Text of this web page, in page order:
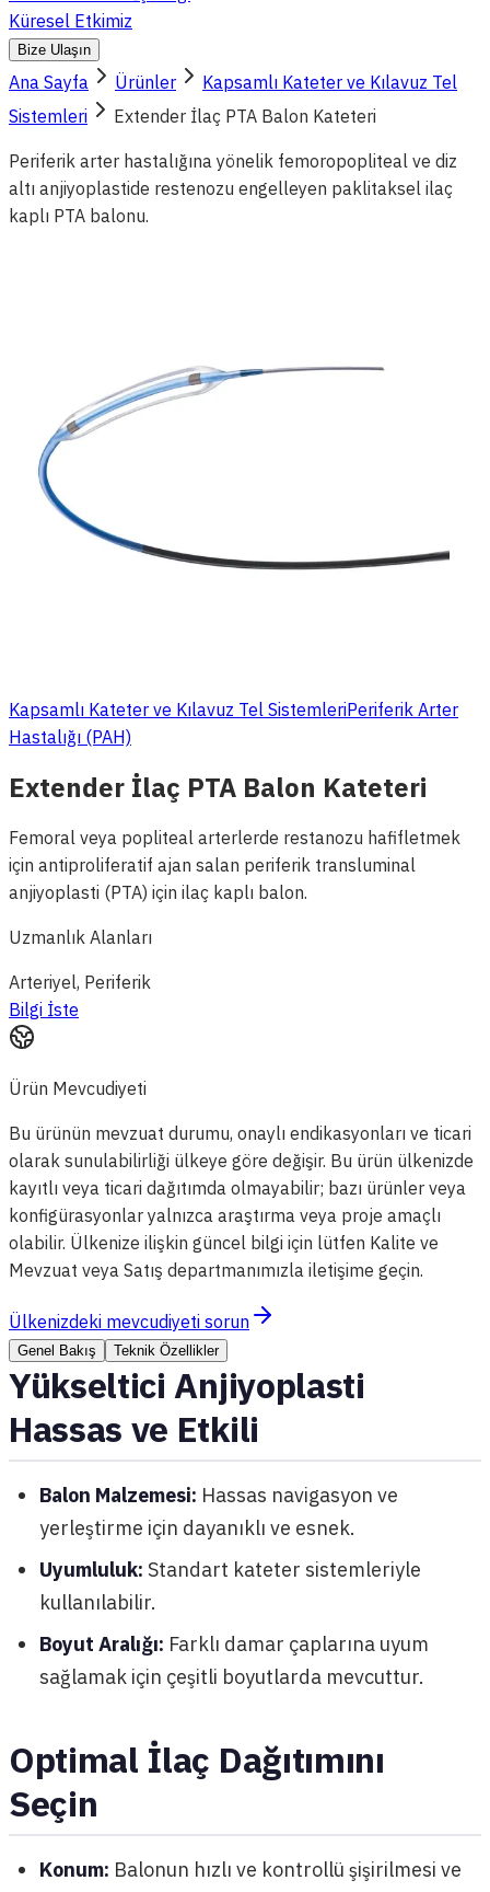
Küresel Etkimiz
Bize Ulaşın
Ana Sayfa Ürünler
Kapsamlı Kateter ve Kılavuz Tel
Sistemleri
Extender İlaç PTA Balon Kateteri
Periferik arter hastalığına yönelik femoropopliteal ve diz
altı anjiyoplastide restenozu engelleyen paklitaksel ilaç
kaplı PTA balonu.
Kapsamlı Kateter ve Kılavuz Tel SistemleriPeriferik Arter
Hastalığı (PAH)
Extender İlaç PTA Balon Kateteri
Femoral veya popliteal arterlerde restanozu hafifletmek
için antiproliferatif ajan salan periferik transluminal
anjiyoplasti (PTA) için ilaç kaplı balon.
Uzmanlık Alanları
Arteriyel, Periferik
Bilgi İste
Ürün Mevcudiyeti
Bu ürünün mevzuat durumu, onaylı endikasyonları ve ticari
olarak sunulabilirliği ülkeye göre değişir. Bu ürün ülkenizde
kayıtlı veya ticari dağıtımda olmayabilir; bazı ürünler veya
konfigürasyonlar yalnızca araştırma veya proje amaçlı
olabilir. Ülkenize ilişkin güncel bilgi için lütfen Kalite ve
Mevzuat veya Satış departmanımızla iletişime geçin.
Ülkenizdeki mevcudiyeti sorun
Genel Bakış Teknik Özellikler
Yükseltici Anjiyoplasti
Hassas ve Etkili
Balon Malzemesi: Hassas navigasyon ve
yerleştirme için dayanıklı ve esnek.
Uyumluluk: Standart kateter sistemleriyle
kullanılabilir.
Boyut Aralığı: Farklı damar çaplarına uyum
sağlamak için çeşitli boyutlarda mevcuttur.
Optimal İlaç Dağıtımını
Seçin
Konum: Balonun hızlı ve kontrollü şişirilmesi ve